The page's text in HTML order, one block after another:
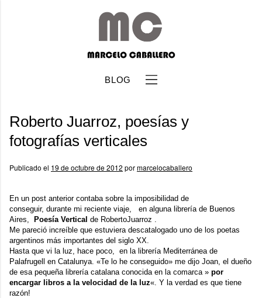
BLOG
Roberto Juarroz, poesías y
fotografías verticales
Publicado el 19 de octubre de 2012 pormarcelocaballero
En un post anteriorcontaba sobre la imposibilidad de
conseguir, durante mi reciente viaje, en alguna librería de Buenos
Aires,
Poesía Vertical de RobertoJuarroz .
Me pareció increíble que estuviera descatalogado uno de los poetas
argentinos más importantes del siglo XX.
Hasta que vi la luz, hace poco, en la librería Mediterránea de
Palafrugell en Catalunya. «Te lo he conseguido» me dijo Joan, el dueño
de esa pequeña librería catalana conocida en la comarca » por
encargar libros a la velocidad de la luz«. Y la verdad es que tiene
razón!